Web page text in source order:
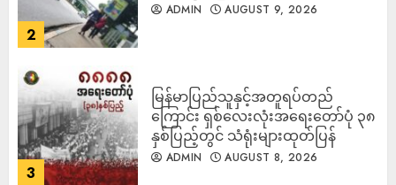
2
ADMIN AUGUST 9, 2026
3
မြန်မာပြည်သူနှင့်အတူရပ်တည်
ကြောင်း ရှစ်လေးလုံးအရေးတော်ပုံ ၃၈
နှစ်ပြည့်တွင် သံရုံးများထုတ်ပြန်
ADMIN AUGUST 8, 2026